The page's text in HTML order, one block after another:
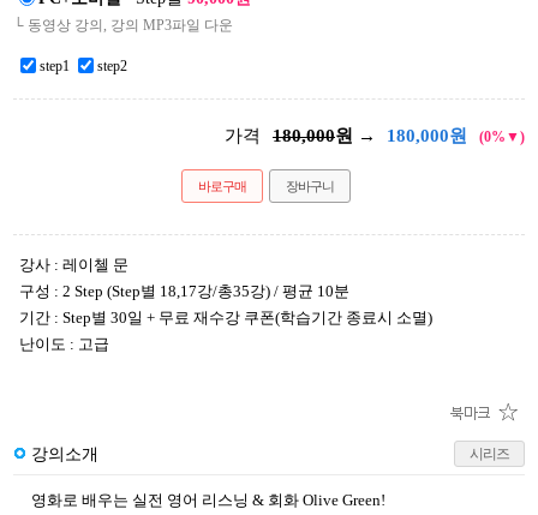
└ 동영상 강의, 강의 MP3파일 다운
step1 step2
가격 180,000원 → 180,000원 (0%▼)
바로구매 장바구니
강사 : 레이첼 문
구성 : 2 Step (Step별 18,17강/총35강) / 평균 10분
기간 : Step별 30일 + 무료 재수강 쿠폰(학습기간 종료시 소멸)
난이도 : 고급
강의소개 시리즈
영화로 배우는 실전 영어 리스닝 & 회화 Olive Green!